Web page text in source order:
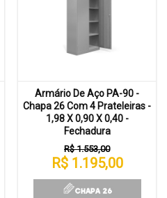
Armário De Aço PA-90 -
Chapa 26 Com 4 Prateleiras -
1,98 X 0,90 X 0,40 -
Fechadura
R$ 1.553,00
R$ 1.195,00